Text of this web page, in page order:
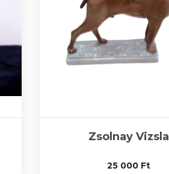
Zsolnay Vizsla
25 000 Ft